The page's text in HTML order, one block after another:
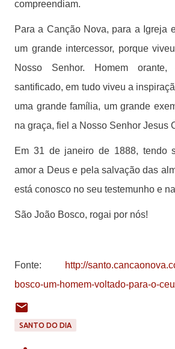
compreendiam.
Para a Canção Nova, para a Igreja
um grande intercessor, porque
Nosso Senhor. Homem
santificado, em tudo viveu a
uma grande família, um grande
na graça, fiel a Nosso Senhor Jesus
Em 31 de janeiro de 1888, tendo
amor a Deus e pela salvação das
está conosco no seu testemunho e
São João Bosco, rogai por nós!
Fonte:
http://
bosco-um-homem-voltado-para-o-
SANTO DO DIA